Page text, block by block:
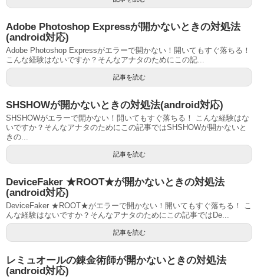
Adobe Photoshop Expressが開かないときの対処法
(android対応)
Adobe Photoshop Expressがエラーで開かない！開いてもすぐ落ちる！
こんな経験はないですか？そんなアナタのためにこの記...
記事を読む
SHSHOWが開かないときの対処法(android対応)
SHSHOWがエラーで開かない！開いてもすぐ落ちる！ こんな経験はな
いですか？そんなアナタのためにこの記事ではSHSHOWが開かないと
きの...
記事を読む
DeviceFaker ★ROOT★が開かないときの対処法
(android対応)
DeviceFaker ★ROOT★がエラーで開かない！開いてもすぐ落ちる！ こ
んな経験はないですか？そんなアナタのためにこの記事ではDe...
記事を読む
レミュオールの錬金術師が開かないときの対処法
(android対応)